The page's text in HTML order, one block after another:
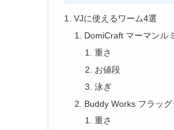
VJに使えるワーム4選
DomiCraft マーマンル
重さ
お値段
泳ぎ
Buddy Works フラッグ
重さ